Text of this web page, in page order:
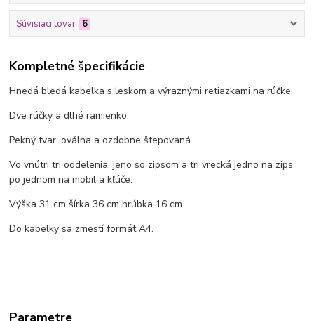
Súvisiaci tovar 6
Kompletné špecifikácie
Hnedá bledá kabelka s leskom a výraznými retiazkami na rúčke.
Dve rúčky a dlhé ramienko.
Pekný tvar, oválna a ozdobne štepovaná.
Vo vnútri tri oddelenia, jeno so zipsom a tri vrecká jedno na zips
po jednom na mobil a kľúče.
Výška 31 cm šírka 36 cm hrúbka 16 cm.
Do kabelky sa zmestí formát A4.
Parametre